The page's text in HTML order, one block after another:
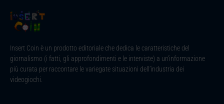
Insert Coin è un prodotto editoriale che dedica le caratteristiche del
giornalismo (i fatti, gli approfondimenti e le interviste) a un’informazione
più curata per raccontare le variegate situazioni dell’industria dei
videogiochi.